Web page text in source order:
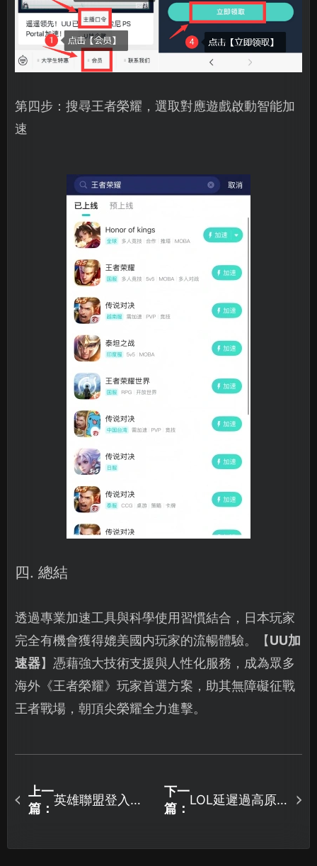
第四步：搜尋王者榮耀，選取對應遊戲啟動智能加
速
四. 總結
透過專業加速工具與科學使用習慣結合，日本玩家
完全有機會獲得媲美國内玩家的流暢體驗。【UU加
速器】憑藉強大技術支援與人性化服務，成為眾多
海外《王者榮耀》玩家首選方案，助其無障礙征戰
王者戰場，朝頂尖榮耀全力進擊。
上一
篇：
英雄聯盟登入卡
策！
下一
篇：
LOL延遲過高原
戰！